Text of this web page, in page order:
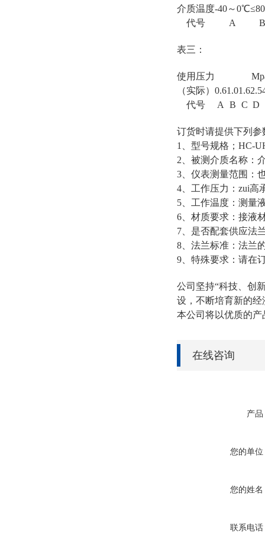
介质温度-40～0℃
代号
A B
表三：
使用压力
（实际） 0.61.01.62.5
代号
A B C D
订货时请提供下列参
1、型号规格；HC-
2、被测介质名称：
3、仪表测量范围：
4、工作压力：zui高
5、工作温度：测量
6、材质要求：接液
7、是否配套供应法
8、法兰标准：法兰
9、特殊要求：请在
公司坚持“科技、创
设，不断培育新的经
本公司将以优质的
在线咨询
产品
您的单位
您的姓名
联系电话